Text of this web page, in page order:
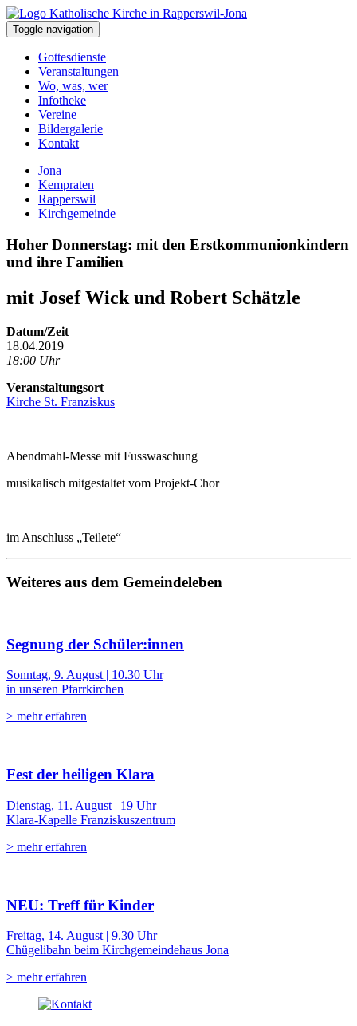
Toggle navigation
Gottesdienste
Veranstaltungen
Wo, was, wer
Infotheke
Vereine
Bildergalerie
Kontakt
Jona
Kempraten
Rapperswil
Kirchgemeinde
Hoher Donnerstag: mit den Erstkommunionkindern
und ihre Familien
mit Josef Wick und Robert Schätzle
Datum/Zeit
18.04.2019
18:00 Uhr
Veranstaltungsort
Kirche St. Franziskus
Abendmahl-Messe mit Fusswaschung
musikalisch mitgestaltet vom Projekt-Chor
im Anschluss „Teilete“
Weiteres aus dem Gemeindeleben
Segnung der Schüler:innen
Sonntag, 9. August | 10.30 Uhr
in unseren Pfarrkirchen
> mehr erfahren
Fest der heiligen Klara
Dienstag, 11. August | 19 Uhr
Klara-Kapelle Franziskuszentrum
> mehr erfahren
NEU: Treff für Kinder
Freitag, 14. August | 9.30 Uhr
Chügelibahn beim Kirchgemeindehaus Jona
> mehr erfahren